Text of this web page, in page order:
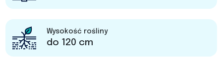
Wysokość rośliny
do 120 cm